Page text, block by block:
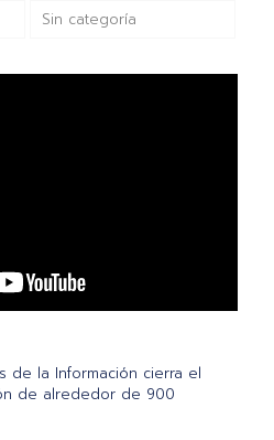
Sin categoría
de la Información cierra el
de alrededor de 900